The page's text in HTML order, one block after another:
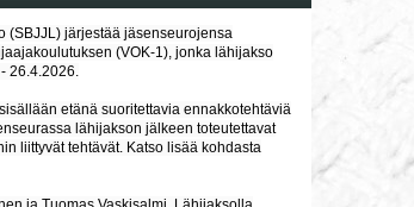
(SBJJL) järjestää jäsenseurojensa
(VOK-1), jonka lähijakso
26.4.2026.
etänä suoritettavia ennakkotehtäviä
lähijakson jälkeen toteutettavat
liittyvät tehtävät. Katso lisää kohdasta